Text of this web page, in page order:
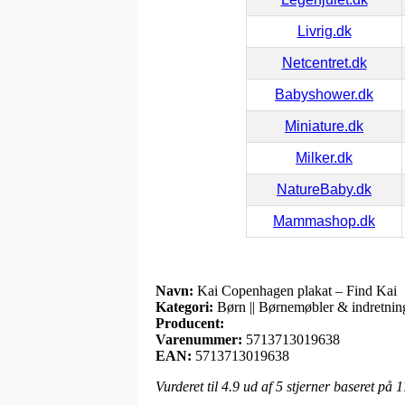
Livrig.dk
Netcentret.dk
Babyshower.dk
Miniature.dk
Milker.dk
NatureBaby.dk
Mammashop.dk
Navn: Kai Copenhagen plakat – Find Kai
Kategori: Børn || Børnemøbler &
Producent:
Varenummer: 5713713019638
EAN: 5713713019638
Vurderet til 4.9 ud af 5 stjerner baseret på